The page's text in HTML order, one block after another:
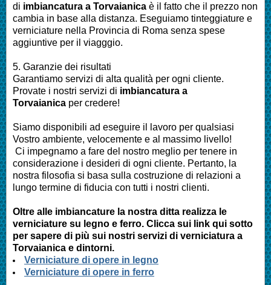
di imbiancatura a Torvaianica è il fatto che il prezzo non
cambia in base alla distanza. Eseguiamo tinteggiature e
verniciature nella Provincia di Roma senza spese
aggiuntive per il viagggio.
5. Garanzie dei risultati
Garantiamo servizi di alta qualità per ogni cliente.
Provate i nostri servizi di imbiancatura a
Torvaianica per credere!
Siamo disponibili ad eseguire il lavoro per qualsiasi
Vostro ambiente, velocemente e al massimo livello!
Ci impegnamo a fare del nostro meglio per tenere in
considerazione i desideri di ogni cliente. Pertanto, la
nostra filosofia si basa sulla costruzione di relazioni a
lungo termine di fiducia con tutti i nostri clienti.
Oltre alle imbiancature la nostra ditta realizza le
verniciature su legno e ferro. Clicca sui link qui sotto
per sapere di più sui nostri servizi di verniciatura a
Torvaianica e dintorni.
Verniciature di opere in legno
Verniciature di opere in ferro